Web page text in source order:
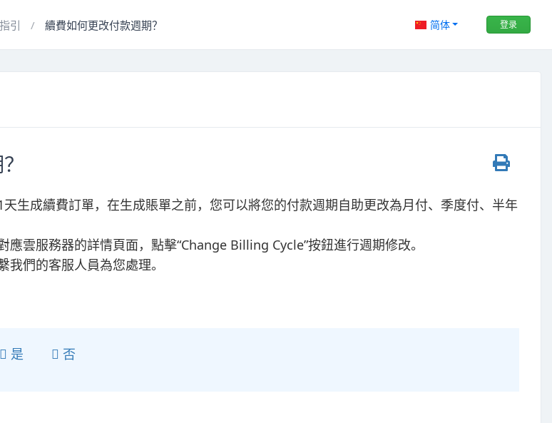
引 續費如何更改付款週期？ 简体 登录
生成續費訂單，在生成賬單之前，您可以將您的付款週期自助更改為月付、季度付、半年
雲服務器的詳情頁面，點擊“Change Billing Cycle”按鈕進行週期修改。
們的客服人員為您處理。
是 否